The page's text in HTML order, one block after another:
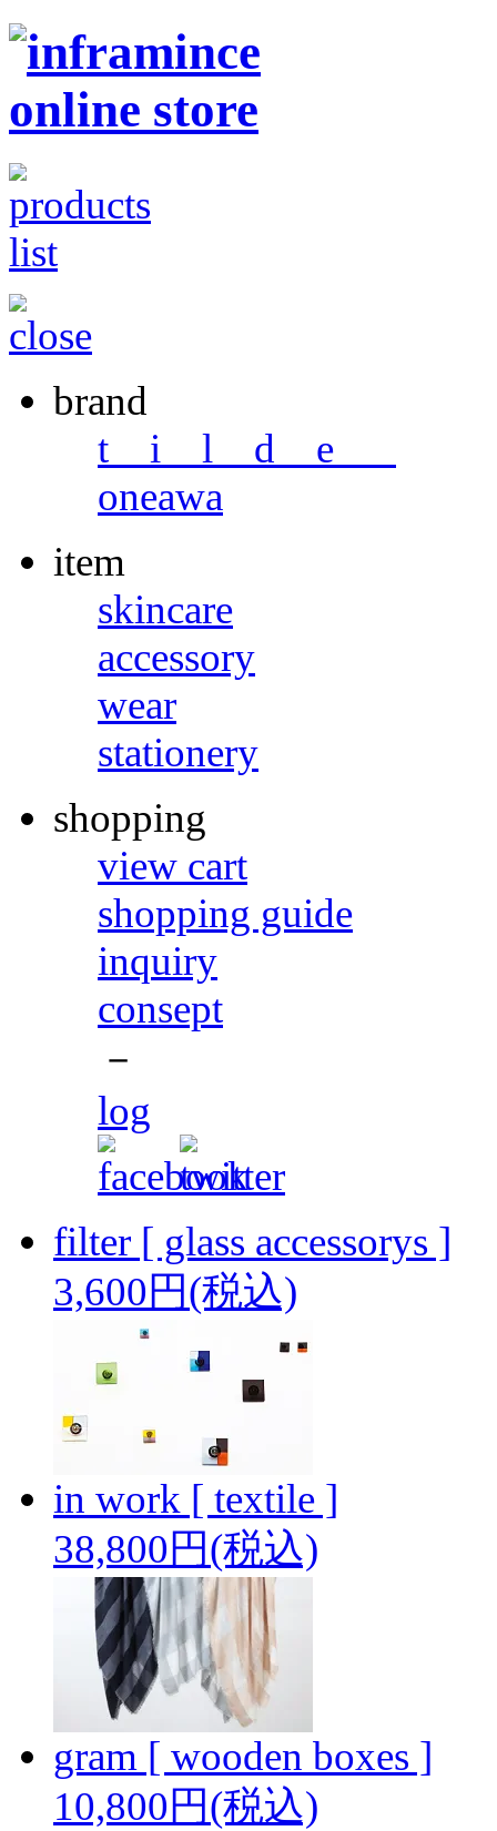
brand
t i l d e _
oneawa
item
skincare
accessory
wear
stationery
shopping
view cart
shopping guide
inquiry
consept
－
log
filter [ glass accessorys ]
3,600円(税込)
in work [ textile ]
38,800円(税込)
gram [ wooden boxes ]
10,800円(税込)